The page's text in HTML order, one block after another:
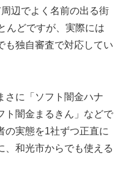
辺でよく名前の出る街
んどですが、実際には
も独自審査で対応してい
さに「ソフト闇金ハナ
ト闇金まるきん」などで
の実態を1社ずつ正直に
、和光市からでも使える